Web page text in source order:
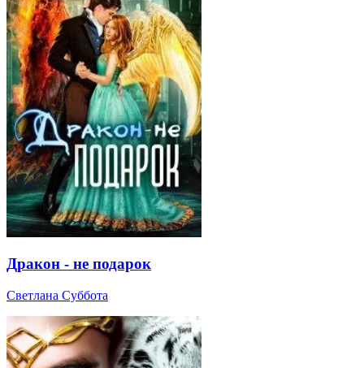
Дракон - не подарок
Светлана Суббота